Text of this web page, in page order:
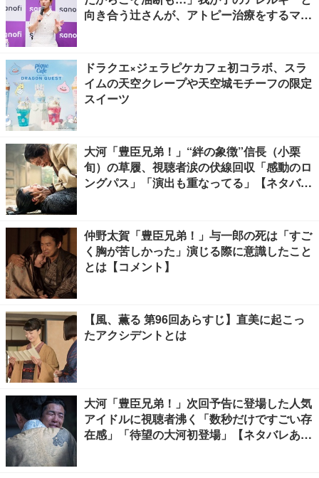
向き合う辻さんが、アトピー治療をするママ
ドラクエ×ジェラピケカフェ初コラボ、スラ
イムの天空クレープや天空城モチーフの限定
スイーツ
大河「豊臣兄弟！」“絆の象徴”信長（小栗
旬）の草履、視聴者涙の伏線回収「感動のロ
ングパス」「演出も重なってる」【ネタバレ
仲野太賀「豊臣兄弟！」与一郎の死は「すご
く胸が苦しかった」演じる際に意識したこと
とは【コメント】
【風、薫る 第96回あらすじ】直美に起こっ
たアクシデントとは
大河「豊臣兄弟！」次回予告に登場した人気
アイドルに視聴者沸く「数秒だけですごい存
在感」「待望の大河初登場」【ネタバレあ